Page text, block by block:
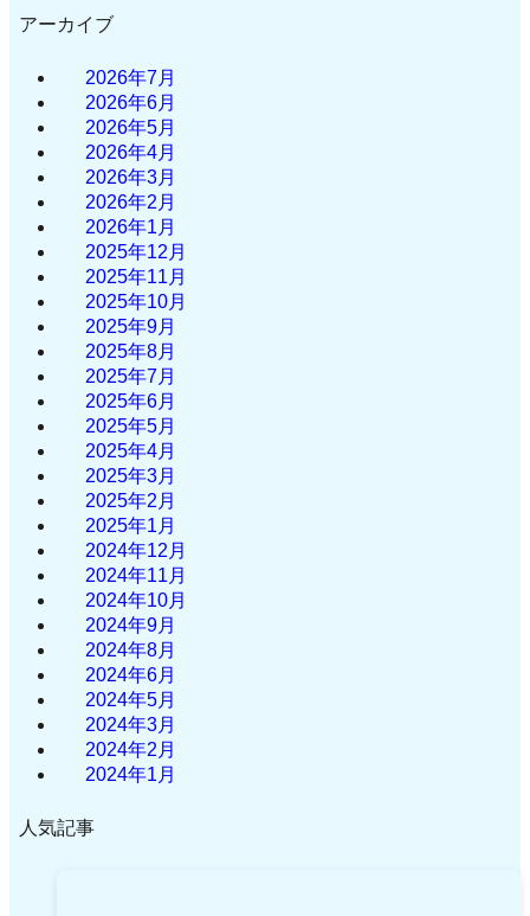
アーカイブ
2026年7月
2026年6月
2026年5月
2026年4月
2026年3月
2026年2月
2026年1月
2025年12月
2025年11月
2025年10月
2025年9月
2025年8月
2025年7月
2025年6月
2025年5月
2025年4月
2025年3月
2025年2月
2025年1月
2024年12月
2024年11月
2024年10月
2024年9月
2024年8月
2024年6月
2024年5月
2024年3月
2024年2月
2024年1月
人気記事